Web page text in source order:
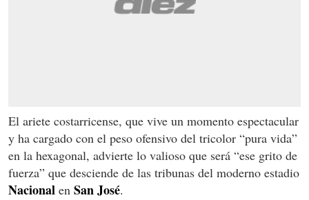
El ariete costarricense, que vive un momento espectacular
y ha cargado con el peso ofensivo del tricolor “pura vida”
en la hexagonal, advierte lo valioso que será “ese grito de
fuerza” que desciende de las tribunas del moderno estadio
Nacional en San José.